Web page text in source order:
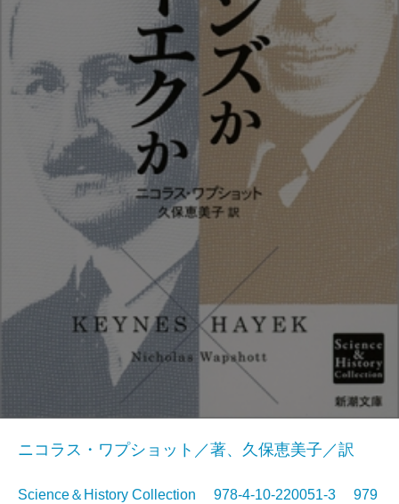
ニコラス・ワプショット／著、久保恵美子／訳
Science＆History Collection 978-4-10-220051-3 979